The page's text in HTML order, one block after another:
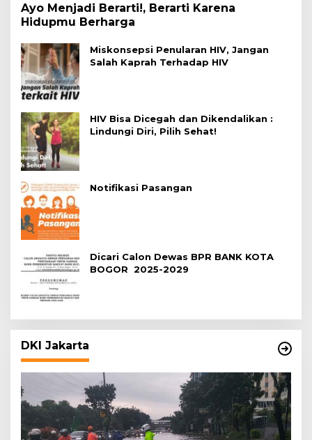
Ayo Menjadi Berarti!, Berarti Karena
Hidupmu Berharga
Miskonsepsi Penularan HIV, Jangan
Salah Kaprah Terhadap HIV
HIV Bisa Dicegah dan Dikendalikan :
Lindungi Diri, Pilih Sehat!
Notifikasi Pasangan
Dicari Calon Dewas BPR BANK KOTA
BOGOR 2025-2029
DKI Jakarta